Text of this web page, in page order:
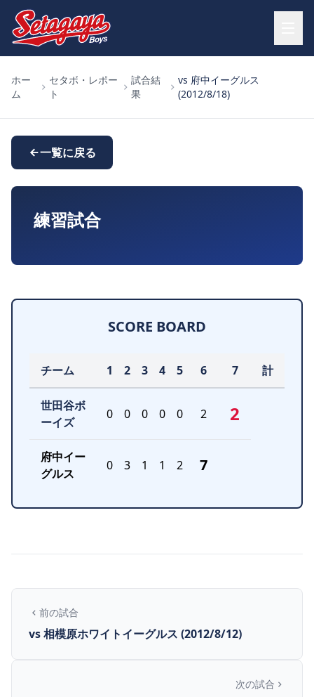
ホー
ム
セタボ・レポー
ト
試合結
果
vs 府中イーグルス
(2012/8/18)
一覧に戻る
練習試合
SCORE BOARD
チーム 1 2 3 4 5 6 7 計
世田谷ボ
ーイズ
0 0 0 0 0 2 2
府中イー
グルス
0 3 1 1 2 7
前の試合
vs 相模原ホワイトイーグルス (2012/8/12)
次の試合